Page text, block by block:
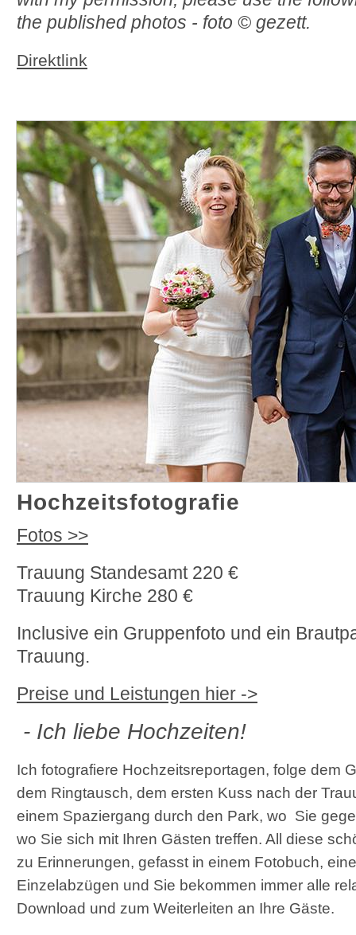
the published photos - foto © gezett.
Direktlink
Hochzeitsfotografie
Fotos >>
Trauung Standesamt 220 €
Trauung Kirche 280 €
Inclusive ein Gruppenfoto und ein
Trauung.
Preise und Leistungen hier ->
- Ich liebe Hochzeiten!
Ich fotografiere Hochzeitsreportagen, folge dem
dem Ringtausch, dem ersten Kuss nach der
einem Spaziergang durch den Park, wo Sie
wo Sie sich mit Ihren Gästen treffen. All diese
zu Erinnerungen, gefasst in einem Fotobuch,
Einzelabzügen und Sie bekommen immer alle
Download und zum Weiterleiten an Ihre Gäste.